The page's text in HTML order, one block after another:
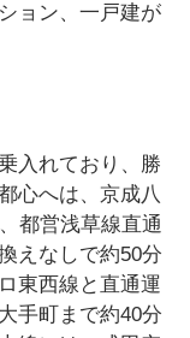
ョン、一戸建が
入れており、勝
心へは、京成八
都営浅草線直通
えなしで約50分
東西線と直通運
手町まで約40分